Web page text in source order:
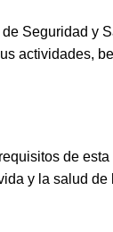
Seguridad
actividades,
de esta
y la salud de